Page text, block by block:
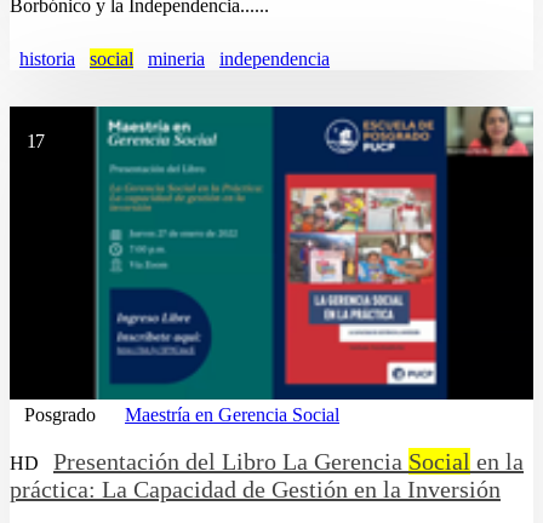
Borbónico y la Independencia......
historia social mineria independencia
17
Posgrado Maestría en Gerencia Social
HD Presentación del Libro La Gerencia Social en la
práctica: La Capacidad de Gestión en la Inversión